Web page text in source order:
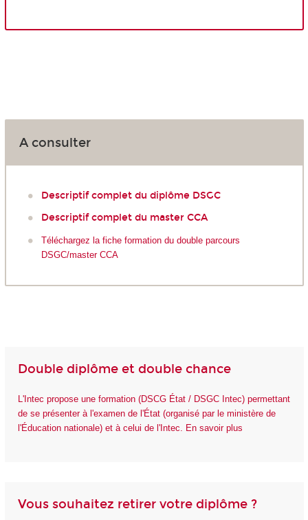
A consulter
Descriptif complet du diplôme DSGC
Descriptif complet du master CCA
Téléchargez la fiche formation du double parcours
DSGC/master CCA
Double diplôme et double chance
L'Intec propose une formation (DSCG État / DSGC Intec) permettant
de se présenter à l'examen de l'État (organisé par le ministère de
l'Éducation nationale) et à celui de l'Intec. En savoir plus
Vous souhaitez retirer votre diplôme ?